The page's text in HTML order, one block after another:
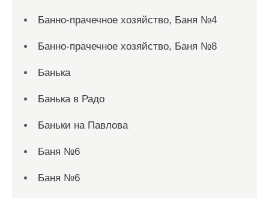
Банно-прачечное хозяйство, Баня №4
Банно-прачечное хозяйство, Баня №8
Банька
Банька в Радо
Баньки на Павлова
Баня №6
Баня №6